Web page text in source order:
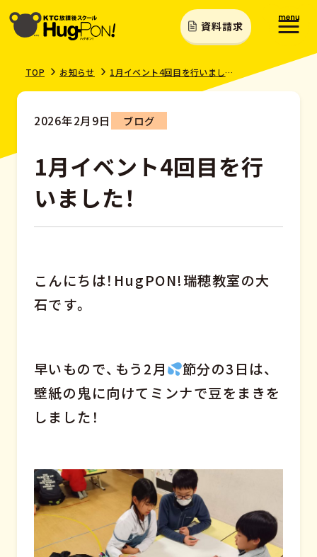
資料請求
TOP お知らせ 1月イベント4回目を行いました！
2026年2月9日 ブログ
1月イベント4回目を行
いました！
こんにちは！HugPON!瑞穂教室の大
石です。
早いもので、もう2月
節分の3日は、
壁紙の鬼に向けてミンナで豆をまきを
しました！